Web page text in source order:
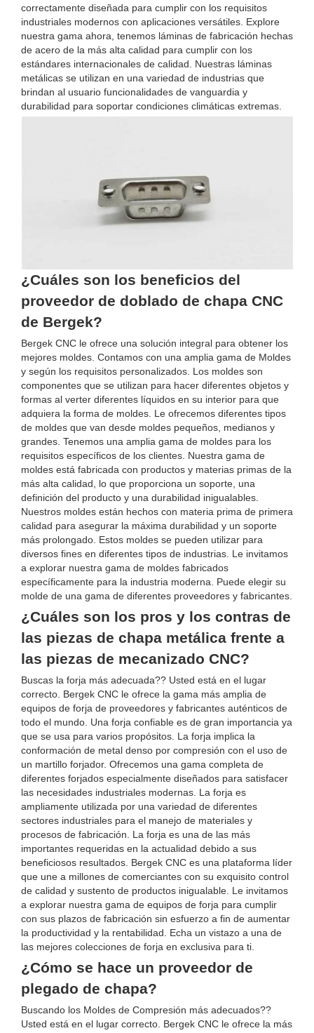
correctamente diseñada para cumplir con los requisitos
industriales modernos con aplicaciones versátiles. Explore
nuestra gama ahora, tenemos láminas de fabricación hechas
de acero de la más alta calidad para cumplir con los
estándares internacionales de calidad. Nuestras láminas
metálicas se utilizan en una variedad de industrias que
brindan al usuario funcionalidades de vanguardia y
durabilidad para soportar condiciones climáticas extremas.
¿Cuáles son los beneficios del
proveedor de doblado de chapa CNC
de Bergek?
Bergek CNC le ofrece una solución integral para obtener los
mejores moldes. Contamos con una amplia gama de Moldes
y según los requisitos personalizados. Los moldes son
componentes que se utilizan para hacer diferentes objetos y
formas al verter diferentes líquidos en su interior para que
adquiera la forma de moldes. Le ofrecemos diferentes tipos
de moldes que van desde moldes pequeños, medianos y
grandes. Tenemos una amplia gama de moldes para los
requisitos específicos de los clientes. Nuestra gama de
moldes está fabricada con productos y materias primas de la
más alta calidad, lo que proporciona un soporte, una
definición del producto y una durabilidad inigualables.
Nuestros moldes están hechos con materia prima de primera
calidad para asegurar la máxima durabilidad y un soporte
más prolongado. Estos moldes se pueden utilizar para
diversos fines en diferentes tipos de industrias. Le invitamos
a explorar nuestra gama de moldes fabricados
específicamente para la industria moderna. Puede elegir su
molde de una gama de diferentes proveedores y fabricantes.
¿Cuáles son los pros y los contras de
las piezas de chapa metálica frente a
las piezas de mecanizado CNC?
Buscas la forja más adecuada?? Usted está en el lugar
correcto. Bergek CNC le ofrece la gama más amplia de
equipos de forja de proveedores y fabricantes auténticos de
todo el mundo. Una forja confiable es de gran importancia ya
que se usa para varios propósitos. La forja implica la
conformación de metal denso por compresión con el uso de
un martillo forjador. Ofrecemos una gama completa de
diferentes forjados especialmente diseñados para satisfacer
las necesidades industriales modernas. La forja es
ampliamente utilizada por una variedad de diferentes
sectores industriales para el manejo de materiales y
procesos de fabricación. La forja es una de las más
importantes requeridas en la actualidad debido a sus
beneficiosos resultados. Bergek CNC es una plataforma líder
que une a millones de comerciantes con su exquisito control
de calidad y sustento de productos inigualable. Le invitamos
a explorar nuestra gama de equipos de forja para cumplir
con sus plazos de fabricación sin esfuerzo a fin de aumentar
la productividad y la rentabilidad. Echa un vistazo a una de
las mejores colecciones de forja en exclusiva para ti.
¿Cómo se hace un proveedor de
plegado de chapa?
Buscando los Moldes de Compresión más adecuados??
Usted está en el lugar correcto. Bergek CNC le ofrece la más